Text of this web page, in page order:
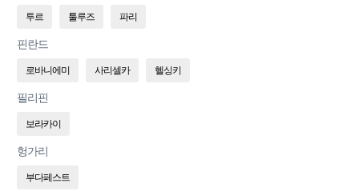
투르 툴루즈 파리
핀란드
로바니에미 사리셀카 헬싱키
필리핀
보라카이
헝가리
부다페스트